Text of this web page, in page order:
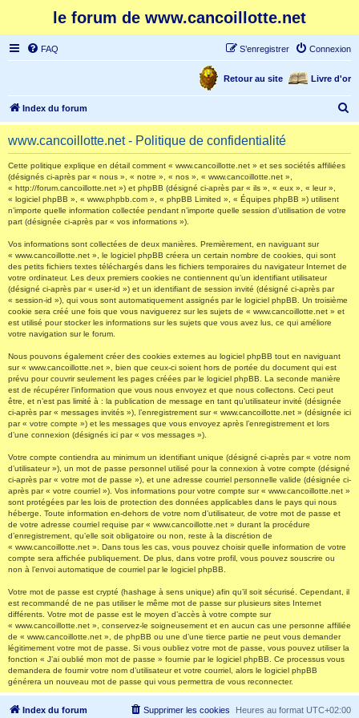
le forum de www.cancoillotte.net
FAQ Connexion
S’enregistrer
Livre d'or
Retour au site
Index du forum
e
www.cancoillotte.net - Politique de confidentialité
Cette politique explique en détail comment « www.cancoillotte.net » et ses sociétés affiliées
(désignés ci-après par « nous », « notre », « nos », « www.cancoillotte.net »,
« http://forum.cancoillotte.net ») et phpBB (désigné ci-après par « ils », « eux », « leur »,
« logiciel phpBB », « www.phpbb.com », « phpBB Limited », « Équipes phpBB ») utilisent
n’importe quelle information collectée pendant n’importe quelle session d’utilisation de votre
part (désignée ci-après par « vos informations »).
Vos informations sont collectées de deux manières. Premièrement, en naviguant sur
« www.cancoillotte.net », le logiciel phpBB créera un certain nombre de cookies, qui sont
des petits fichiers textes téléchargés dans les fichiers temporaires du navigateur Internet de
votre ordinateur. Les deux premiers cookies ne contiennent qu’un identifiant utilisateur
(désigné ci-après par « user-id ») et un identifiant de session invité (désigné ci-après par
« session-id »), qui vous sont automatiquement assignés par le logiciel phpBB. Un troisième
cookie sera créé une fois que vous naviguerez sur les sujets de « www.cancoillotte.net » et
est utilisé pour stocker les informations sur les sujets que vous avez lus, ce qui améliore
votre navigation sur le forum.
Nous pouvons également créer des cookies externes au logiciel phpBB tout en naviguant
sur « www.cancoillotte.net », bien que ceux-ci soient hors de portée du document qui est
prévu pour couvrir seulement les pages créées par le logiciel phpBB. La seconde manière
est de récupérer l’information que vous nous envoyez et que nous collectons. Ceci peut
être, et n’est pas limité à : la publication de message en tant qu’utilisateur invité (désignée
ci-après par « messages invités »), l’enregistrement sur « www.cancoillotte.net » (désignée ici
par « votre compte ») et les messages que vous envoyez après l’enregistrement et lors
d’une connexion (désignés ici par « vos messages »).
Votre compte contiendra au minimum un identifiant unique (désigné ci-après par « votre nom
d’utilisateur »), un mot de passe personnel utilisé pour la connexion à votre compte (désigné
ci-après par « votre mot de passe »), et une adresse courriel personnelle valide (désignée ci-
après par « votre courriel »). Vos informations pour votre compte sur « www.cancoillotte.net »
sont protégées par les lois de protection des données applicables dans le pays qui nous
héberge. Toute information en-dehors de votre nom d’utilisateur, de votre mot de passe et
de votre adresse courriel requise par « www.cancoillotte.net » durant la procédure
d’enregistrement, qu’elle soit obligatoire ou non, reste à la discrétion de
« www.cancoillotte.net ». Dans tous les cas, vous pouvez choisir quelle information de votre
compte sera affichée publiquement. De plus, dans votre profil, vous pouvez souscrire ou
non à l’envoi automatique de courriel par le logiciel phpBB.
Votre mot de passe est crypté (hashage à sens unique) afin qu’il soit sécurisé. Cependant, il
est recommandé de ne pas utiliser le même mot de passe sur plusieurs sites Internet
différents. Votre mot de passe est le moyen d’accès à votre compte sur
« www.cancoillotte.net », conservez-le soigneusement et en aucun cas une personne affiliée
de « www.cancoillotte.net », de phpBB ou une d’une tierce partie ne peut vous demander
légitimement votre mot de passe. Si vous oubliez votre mot de passe, vous pouvez utiliser la
fonction « J’ai oublié mon mot de passe » fournie par le logiciel phpBB. Ce processus vous
demandera de fournir votre nom d’utilisateur et votre courriel, alors le logiciel phpBB
générera un nouveau mot de passe qui vous permettra de vous reconnecter.
Index du forum Heures au format UTC+02:00
Supprimer les cookies